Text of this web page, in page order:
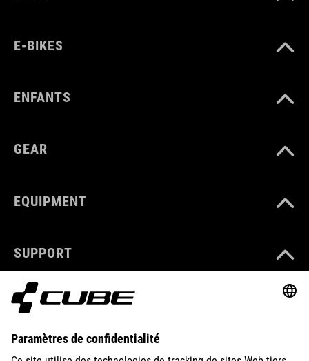
E-BIKES
ENFANTS
GEAR
EQUIPMENT
SUPPORT
ABOUT US
EXPLORE